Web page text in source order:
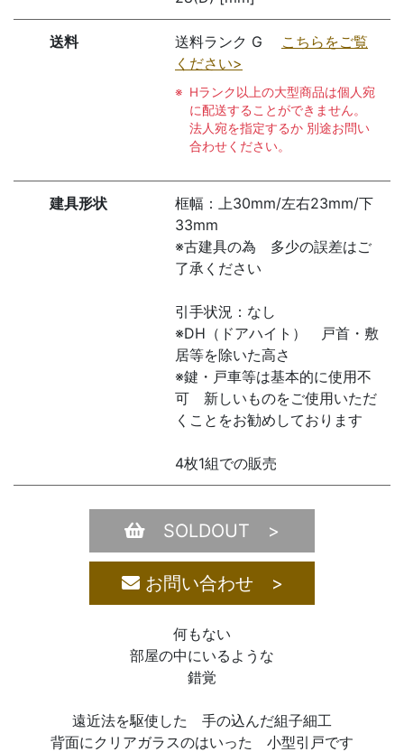
送料 送料ランク G こちらをご覧
ください>
Hランク以上の大型商品は個人宛
に配送することができません。
法人宛を指定するか 別途お問い
合わせください。
建具形状
框幅：上30mm/左右23mm/下
33mm
※古建具の為 多少の誤差はご
了承ください
引手状況：なし
※DH（ドアハイト） 戸首・敷
居等を除いた高さ
※鍵・戸車等は基本的に使用不
可 新しいものをご使用いただ
くことをお勧めしております
4枚1組での販売
SOLDOUT >
お問い合わせ >
何もない
部屋の中にいるような
錯覚
遠近法を駆使した 手の込んだ組子細工
背面にクリアガラスのはいった 小型引戸です